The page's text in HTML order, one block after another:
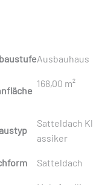
Ausbauhaus
168,00 m²
Satteldach Kl
assiker
Satteldach